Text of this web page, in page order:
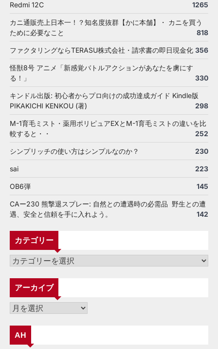
Redmi 12C 1265
カニ通販売上日本一！？知名度抜群【かに本舗】・ カニを買う
ために必要なこと
818
ファクタリングならTERASU株式会社・請求書の即日現金化 356
怪獣8号 アニメ「新感覚バトルアクションがあなたを虜にす
る！」
330
キンドル出版: 初心者からプロ向けの成功達成ガイド Kindle版
PIKAKICHI KENKOU (著)
298
M-1育毛ミスト・薬用ポリピュアEXとM-1育毛ミストの違いを比
較すると・・
252
シンプリッチの使い方はシンプルなのか？ 230
sai 223
OB6弾 145
CAー230 熊撃退スプレー: 自然との遭遇時の必需品 野生との遭
遇、安全と信頼を手に入れよう。
142
カテゴリー
カ
ゴ
リ
ー
アーカイブ
ア
カ
イ
AH